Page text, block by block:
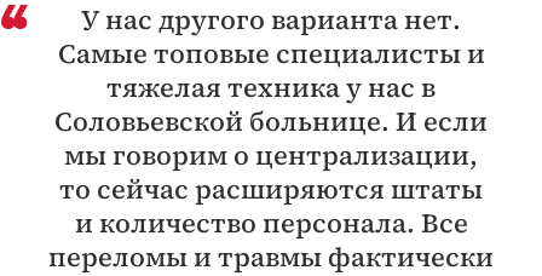
У нас другого варианта нет.
Самые топовые специалисты и
тяжелая техника у нас в
Соловьевской больнице. И если
мы говорим о централизации,
то сейчас расширяются штаты
и количество персонала. Все
переломы и травмы фактически